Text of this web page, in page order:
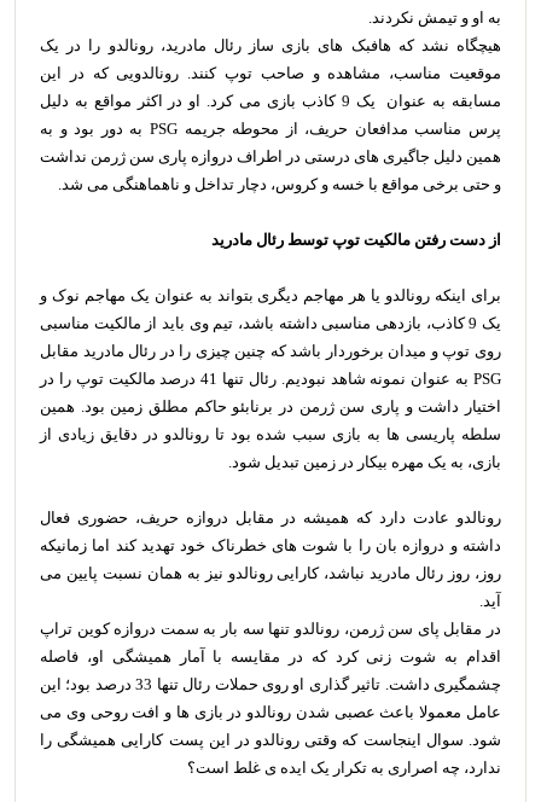
به او و تیمش نکردند.
هیچگاه نشد که هافبک های بازی ساز رئال مادرید، رونالدو را در یک
موقعیت مناسب، مشاهده و صاحب توپ کنند. رونالدویی که در این
مسابقه به عنوان یک 9 کاذب بازی می کرد. او در اکثر مواقع به دلیل
پرس مناسب مدافعان حریف، از محوطه جریمه PSG به دور بود و به
همین دلیل جاگیری های درستی در اطراف دروازه پاری سن ژرمن نداشت
و حتی برخی مواقع با خسه و کروس، دچار تداخل و ناهماهنگی می شد.
از دست رفتن مالکیت توپ توسط رئال مادرید
برای اینکه رونالدو یا هر مهاجم دیگری بتواند به عنوان یک مهاجم نوک و
یک 9 کاذب، بازدهی مناسبی داشته باشد، تیم وی باید از مالکیت مناسبی
روی توپ و میدان برخوردار باشد که چنین چیزی را در رئال مادرید مقابل
PSG به عنوان نمونه شاهد نبودیم. رئال تنها 41 درصد مالکیت توپ را در
اختیار داشت و پاری سن ژرمن در برنابئو حاکم مطلق زمین بود. همین
سلطه پاریسی ها به بازی سبب شده بود تا رونالدو در دقایق زیادی از
بازی، به یک مهره بیکار در زمین تبدیل شود.
رونالدو عادت دارد که همیشه در مقابل دروازه حریف، حضوری فعال
داشته و دروازه بان را با شوت های خطرناک خود تهدید کند اما زمانیکه
روز، روز رئال مادرید نباشد، کارایی رونالدو نیز به همان نسبت پایین می
آید.
در مقابل پای سن ژرمن، رونالدو تنها سه بار به سمت دروازه کوین تراپ
اقدام به شوت زنی کرد که در مقایسه با آمار همیشگی او، فاصله
چشمگیری داشت. تاثیر گذاری او روی حملات رئال تنها 33 درصد بود؛ این
عامل معمولا باعث عصبی شدن رونالدو در بازی ها و افت روحی وی می
شود. سوال اینجاست که وقتی رونالدو در این پست کارایی همیشگی را
ندارد، چه اصراری به تکرار یک ایده ی غلط است؟